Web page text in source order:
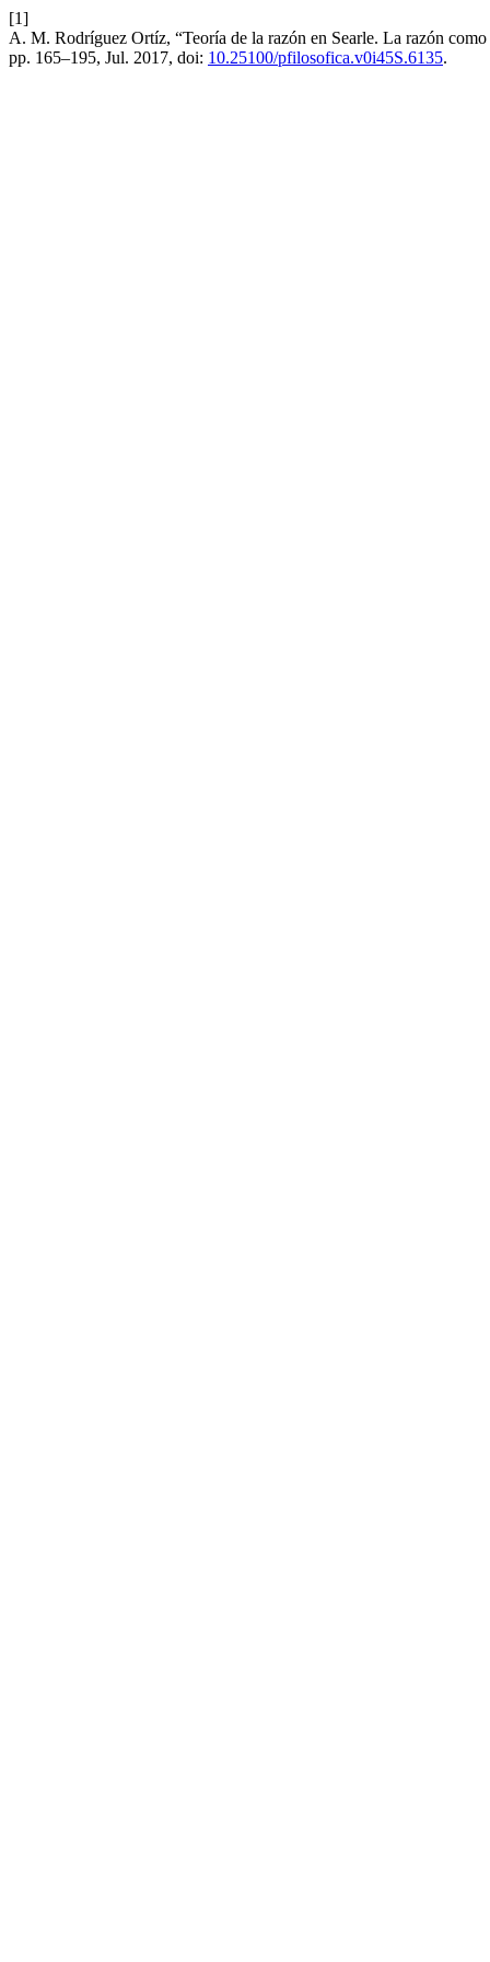
[1]
A. M. Rodríguez Ortíz, “Teoría de la razón en Searle. La razón
pp. 165–195, Jul. 2017, doi: 10.25100/pfilosofica.v0i45S.6135.